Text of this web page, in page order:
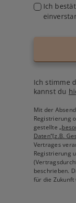
Ich
Ich stimme
kannst du
Mit der
Registrierung
gestellte
Daten“(z.B.
Vertrages
Registrierung
beschrieben.
für die